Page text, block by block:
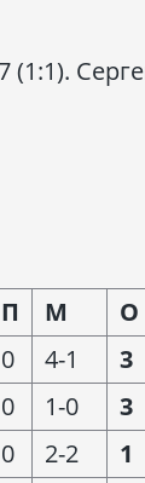
(1:1).
П М
О
0 4-1
3
0 1-0
3
0 2-2
1